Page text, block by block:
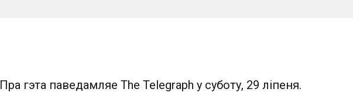
Пра гэта паведамляе The Telegraph у суботу, 29 ліпеня.